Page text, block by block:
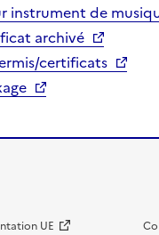
instrument de
archivé
certificats
UE